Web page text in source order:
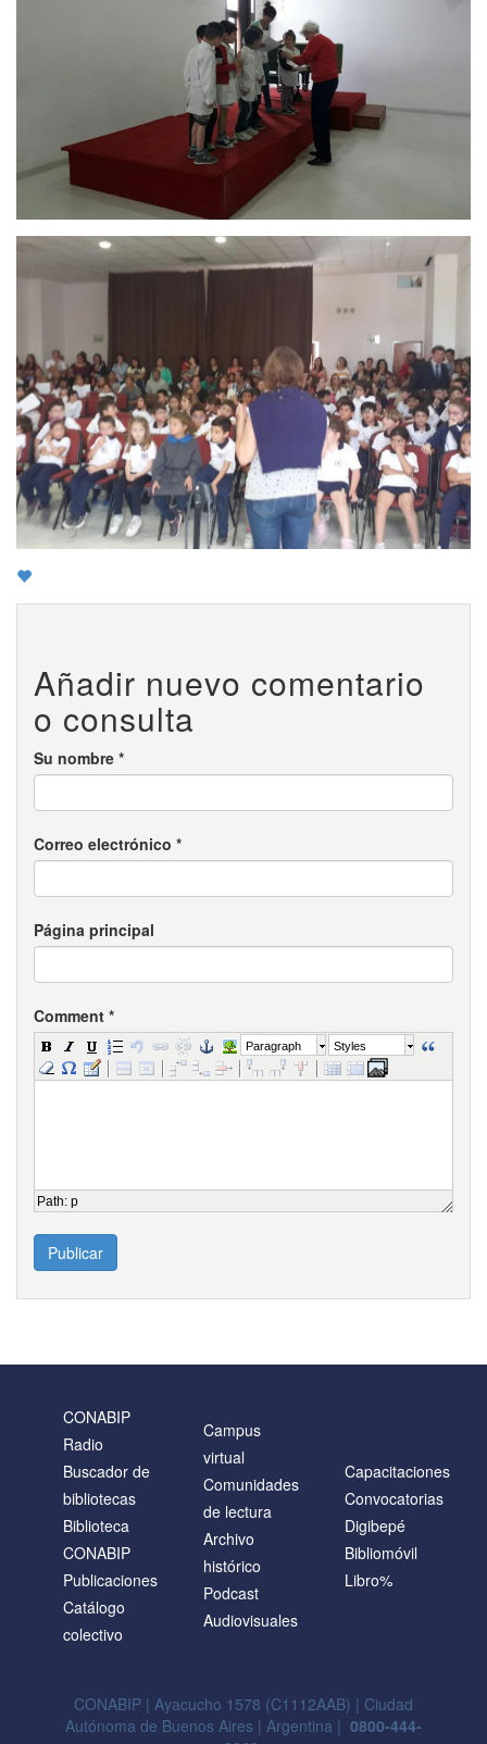
Añadir nuevo comentario
o consulta
Su nombre *
Correo electrónico *
Página principal
Comment *
Paragraph Styles
Path: p
Publicar
CONABIP
Radio
Buscador de
bibliotecas
Biblioteca
CONABIP
Publicaciones
Catálogo
colectivo
Campus
virtual
Comunidades
de lectura
Archivo
histórico
Podcast
Audiovisuales
Capacitaciones
Convocatorias
Digibepé
Bibliomóvil
Libro%
CONABIP | Ayacucho 1578 (C1112AAB) | Ciudad
Autónoma de Buenos Aires | Argentina | 0800-444-